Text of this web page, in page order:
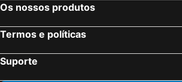
Os nossos produtos
Termos e políticas
Suporte